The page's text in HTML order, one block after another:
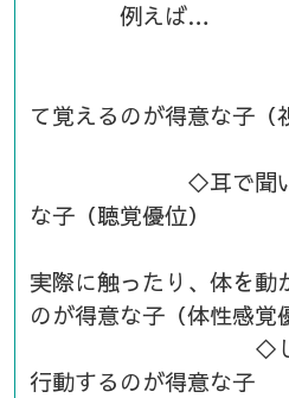
例
◇目
て覚えるのが得意な
◇耳で聞いて覚
な子（聴
実際に触ったり、体を動
のが得意な子（体
◇じっくり
行動するの